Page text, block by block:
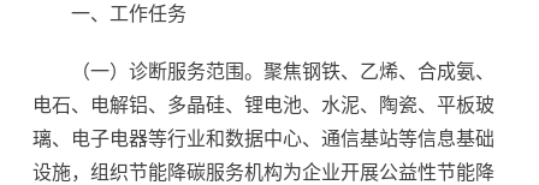
一、工作任务
（一）诊断服务范围。聚焦钢铁、乙烯、合成氨、
电石、电解铝、多晶硅、锂电池、水泥、陶瓷、平板玻
璃、电子电器等行业和数据中心、通信基站等信息基础
设施，组织节能降碳服务机构为企业开展公益性节能降